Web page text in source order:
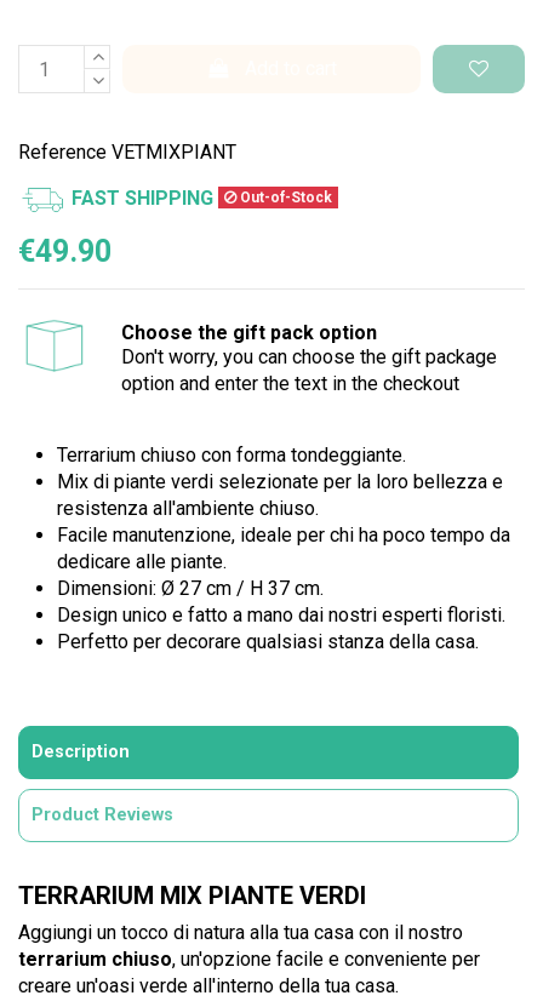
Reference VETMIXPIANT
FAST SHIPPING Out-of-Stock
€49.90
Choose the gift pack option
Don't worry, you can choose the gift package
option and enter the text in the checkout
Terrarium chiuso con forma tondeggiante.
Mix di piante verdi selezionate per la loro bellezza e
resistenza all'ambiente chiuso.
Facile manutenzione, ideale per chi ha poco tempo da
dedicare alle piante.
Dimensioni: Ø 27 cm / H 37 cm.
Design unico e fatto a mano dai nostri esperti floristi.
Perfetto per decorare qualsiasi stanza della casa.
Description
Product Reviews
TERRARIUM MIX PIANTE VERDI
Aggiungi un tocco di natura alla tua casa con il nostro
terrarium chiuso, un'opzione facile e conveniente per
creare un'oasi verde all'interno della tua casa.